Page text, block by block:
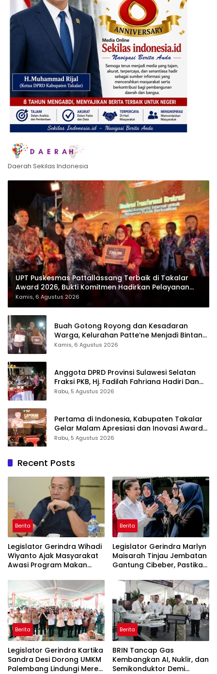
Daerah Sekilas Indonesia
UPT Puskesmas Pattallassang Terbaik di Takalar
Award 2026, Bukti Komitmen Hadirkan Pelayanan
Kesehatan Berkualitas
Kamis, 6 Agustus 2026
Buah Gotong Royong dan Kesadaran
Warga, Kelurahan Patte’ne Menjadi Bintang
Takalar Award 2026
Kamis, 6 Agustus 2026
Anggota DPRD Provinsi Sulawesi Selatan
Fraksi PKB, Hj. Fadilah Fahriana Hadiri Dan
Beri Apresiasi : Takalar Menyalakan Lentera
Rabu, 5 Agustus 2026
Pertama di Indonesia, Kabupaten Takalar
Gelar Malam Apresiasi dan Inovasi Award
2026: Panggung Penghargaan bagi
Rabu, 5 Agustus 2026
Recent Posts
Berita
Legislator Gerindra Wihadi
Wiyanto Ajak Masyarakat
Awasi Program Makan
Sasaran
Berita
Legislator Gerindra Marlyn
Maisarah Tinjau Jembatan
Gantung Cibeber, Pastikan
Berita
Legislator Gerindra Kartika
Sandra Desi Dorong UMKM
Palembang Lindungi Merek
Berita
BRIN Tancap Gas
Kembangkan AI, Nuklir, dan
Semikonduktor Demi